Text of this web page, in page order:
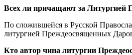
Всех ли причащают за Литургией
По сложившейся в Русской
литургией Преждеосвященных
Кто автор чина литургии